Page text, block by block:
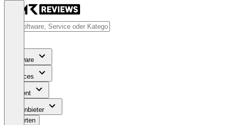
Software
Services
Content
Für Anbieter
Bewerten